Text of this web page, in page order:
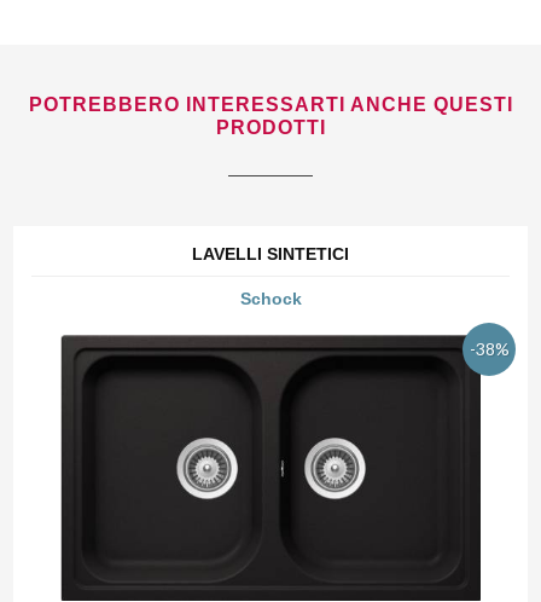
POTREBBERO INTERESSARTI ANCHE QUESTI
PRODOTTI
LAVELLI SINTETICI
Schock
-38%